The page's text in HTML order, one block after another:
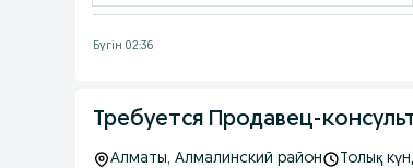
Бүгін 02:36
Требуется Продавец-
Алматы, Алмалинский район Толық